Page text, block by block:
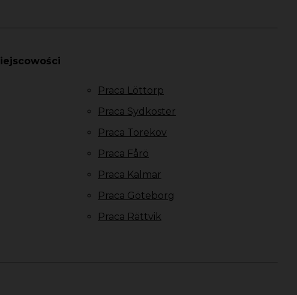
Praca Löttorp
Praca Sydkoster
Praca Torekov
Praca Fårö
Praca Kalmar
Praca Göteborg
Praca Rättvik